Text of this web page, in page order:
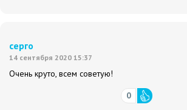
серго
14 сентября 2020 15:37
Очень круто, всем советую!
0